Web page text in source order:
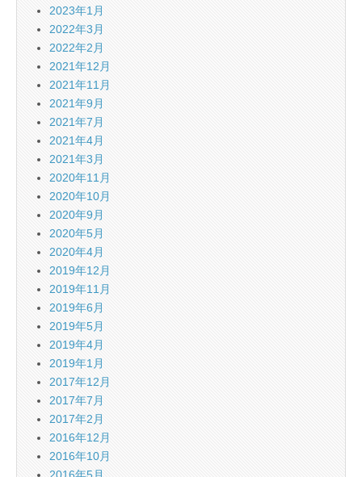
2023年1月
2022年3月
2022年2月
2021年12月
2021年11月
2021年9月
2021年7月
2021年4月
2021年3月
2020年11月
2020年10月
2020年9月
2020年5月
2020年4月
2019年12月
2019年11月
2019年6月
2019年5月
2019年4月
2019年1月
2017年12月
2017年7月
2017年2月
2016年12月
2016年10月